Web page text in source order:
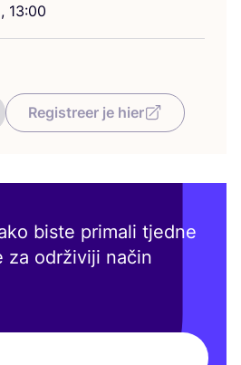
, 13:00
Registreer je hier
biste primali tjedne
za održiviji način